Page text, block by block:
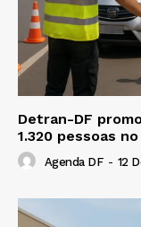
Detran-DF
1.320 pessoas
Agenda DF - 12